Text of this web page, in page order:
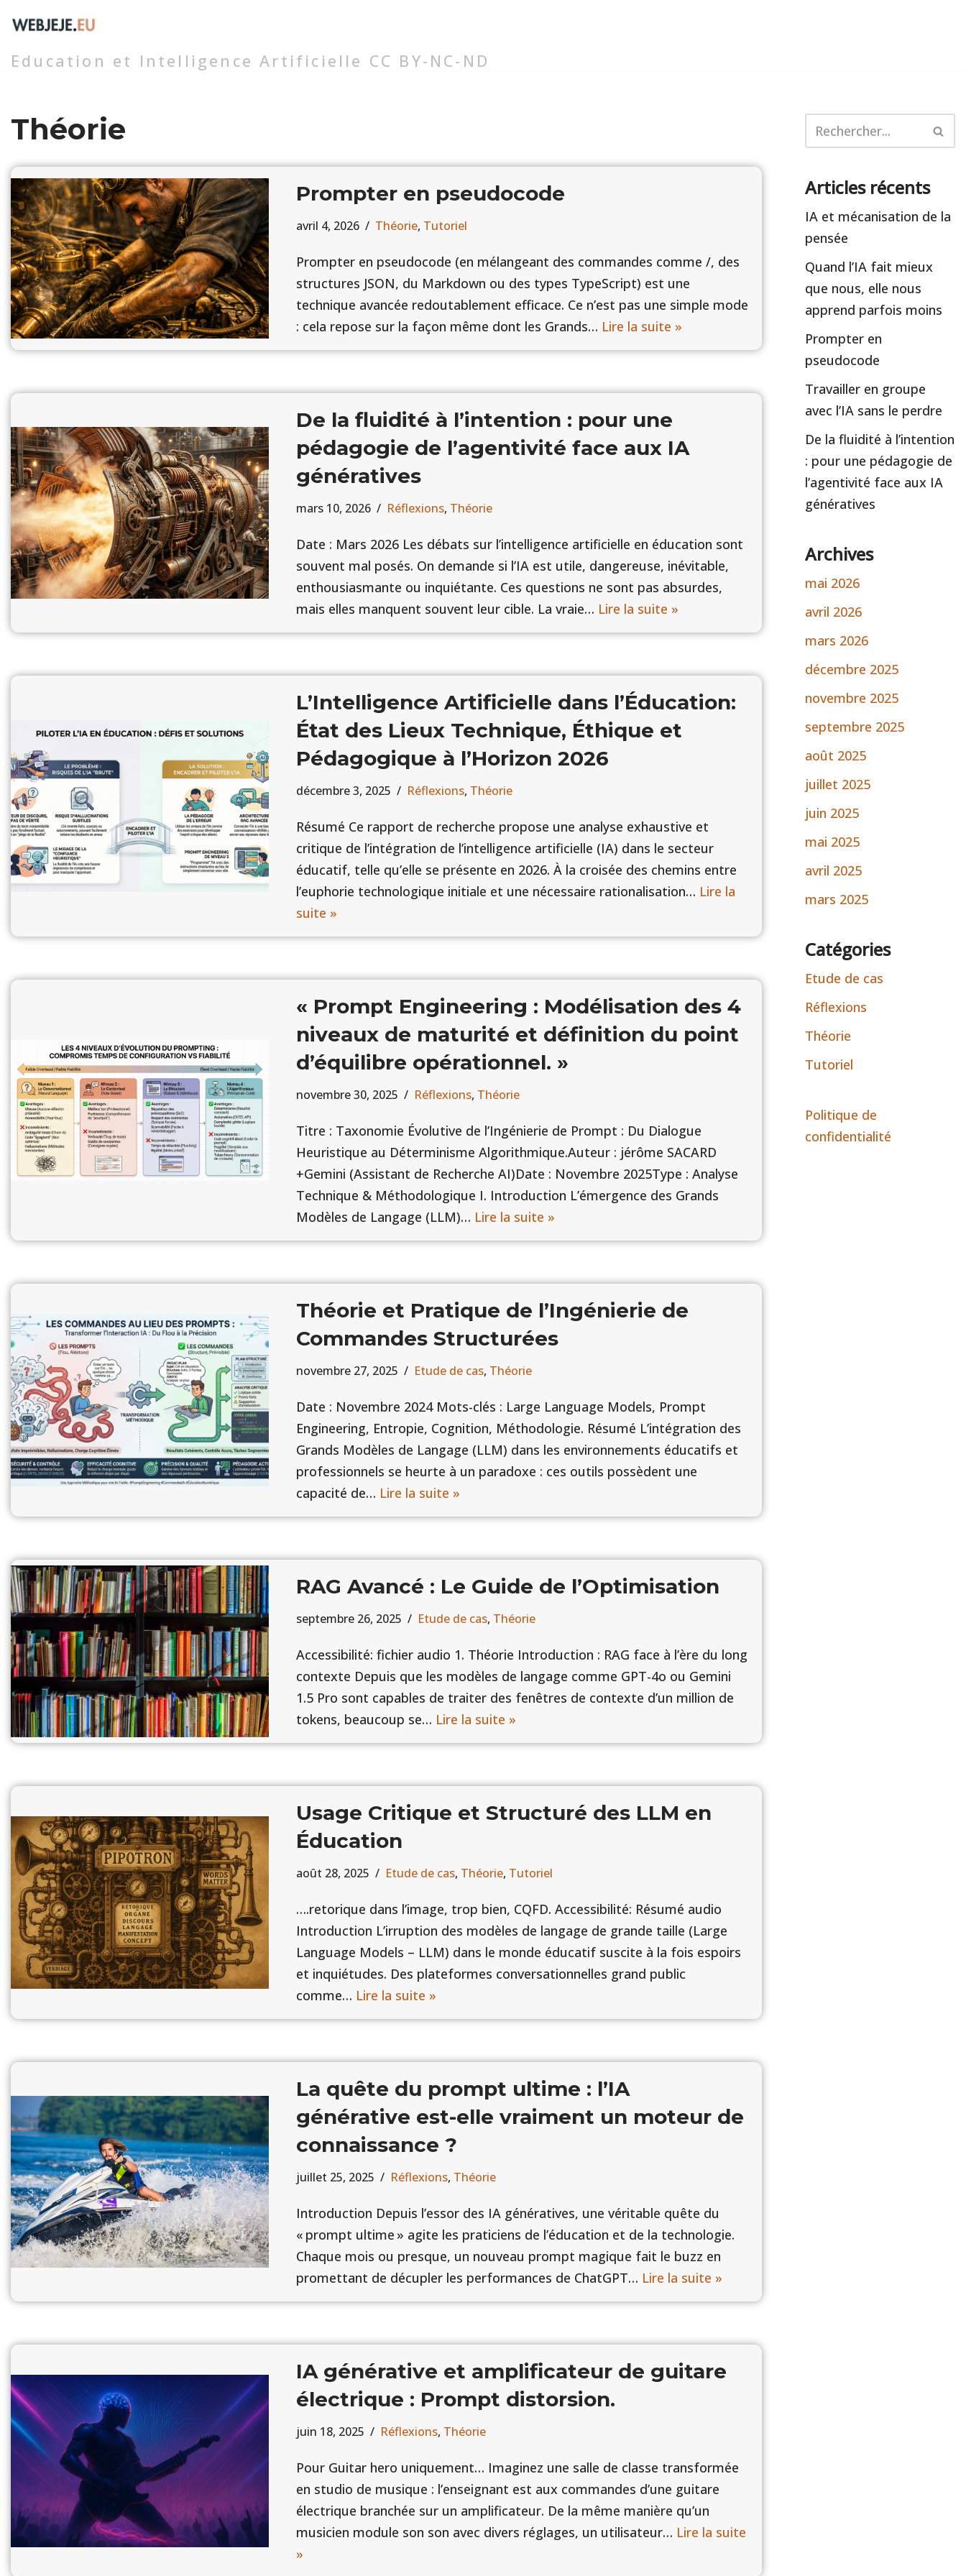
au
Education et Intelligence Artificielle CC BY-NC-ND
Théorie
Prompter en pseudocode
avril 4, 2026 Théorie, Tutoriel
Prompter en pseudocode (en mélangeant des commandes comme /, des
structures JSON, du Markdown ou des types TypeScript) est une
technique avancée redoutablement efficace. Ce n’est pas une simple mode
: cela repose sur la façon même dont les Grands… Lire la suite »
De la fluidité à l’intention : pour une
pédagogie de l’agentivité face aux IA
génératives
mars 10, 2026 Réflexions, Théorie
Date : Mars 2026 Les débats sur l’intelligence artificielle en éducation sont
souvent mal posés. On demande si l’IA est utile, dangereuse, inévitable,
enthousiasmante ou inquiétante. Ces questions ne sont pas absurdes,
mais elles manquent souvent leur cible. La vraie… Lire la suite »
L’Intelligence Artificielle dans l’Éducation:
État des Lieux Technique, Éthique et
Pédagogique à l’Horizon 2026
décembre 3, 2025 Réflexions, Théorie
Résumé Ce rapport de recherche propose une analyse exhaustive et
critique de l’intégration de l’intelligence artificielle (IA) dans le secteur
éducatif, telle qu’elle se présente en 2026. À la croisée des chemins entre
l’euphorie technologique initiale et une nécessaire rationalisation… Lire la
suite »
« Prompt Engineering : Modélisation des 4
niveaux de maturité et définition du point
d’équilibre opérationnel. »
novembre 30, 2025 Réflexions, Théorie
Titre : Taxonomie Évolutive de l’Ingénierie de Prompt : Du Dialogue
Heuristique au Déterminisme Algorithmique.Auteur : jérôme SACARD
+Gemini (Assistant de Recherche AI)Date : Novembre 2025Type : Analyse
Technique & Méthodologique I. Introduction L’émergence des Grands
Modèles de Langage (LLM)… Lire la suite »
Théorie et Pratique de l’Ingénierie de
Commandes Structurées
novembre 27, 2025 Etude de cas, Théorie
Date : Novembre 2024 Mots-clés : Large Language Models, Prompt
Engineering, Entropie, Cognition, Méthodologie. Résumé L’intégration des
Grands Modèles de Langage (LLM) dans les environnements éducatifs et
professionnels se heurte à un paradoxe : ces outils possèdent une
capacité de… Lire la suite »
RAG Avancé : Le Guide de l’Optimisation
septembre 26, 2025 Etude de cas, Théorie
Accessibilité: fichier audio 1. Théorie Introduction : RAG face à l’ère du long
contexte Depuis que les modèles de langage comme GPT-4o ou Gemini
1.5 Pro sont capables de traiter des fenêtres de contexte d’un million de
tokens, beaucoup se… Lire la suite »
Usage Critique et Structuré des LLM en
Éducation
août 28, 2025 Etude de cas, Théorie, Tutoriel
….retorique dans l’image, trop bien, CQFD. Accessibilité: Résumé audio
Introduction L’irruption des modèles de langage de grande taille (Large
Language Models – LLM) dans le monde éducatif suscite à la fois espoirs
et inquiétudes. Des plateformes conversationnelles grand public
comme… Lire la suite »
La quête du prompt ultime : l’IA
générative est-elle vraiment un moteur de
connaissance ?
juillet 25, 2025 Réflexions, Théorie
Introduction Depuis l’essor des IA génératives, une véritable quête du
« prompt ultime » agite les praticiens de l’éducation et de la technologie.
Chaque mois ou presque, un nouveau prompt magique fait le buzz en
promettant de décupler les performances de ChatGPT… Lire la suite »
IA générative et amplificateur de guitare
électrique : Prompt distorsion.
juin 18, 2025 Réflexions, Théorie
Pour Guitar hero uniquement… Imaginez une salle de classe transformée
en studio de musique : l’enseignant est aux commandes d’une guitare
électrique branchée sur un amplificateur. De la même manière qu’un
musicien module son son avec divers réglages, un utilisateur… Lire la suite
»
Articles récents
IA et mécanisation de la
pensée
Quand l’IA fait mieux
que nous, elle nous
apprend parfois moins
Prompter en
pseudocode
Travailler en groupe
avec l’IA sans le perdre
De la fluidité à l’intention
: pour une pédagogie de
l’agentivité face aux IA
génératives
Archives
mai 2026
avril 2026
mars 2026
décembre 2025
novembre 2025
septembre 2025
août 2025
juillet 2025
juin 2025
mai 2025
avril 2025
mars 2025
Catégories
Etude de cas
Réflexions
Théorie
Tutoriel
Politique de
confidentialité